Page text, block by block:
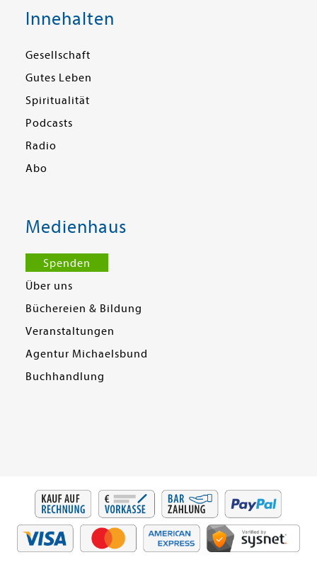
Innehalten
Gesellschaft
Gutes Leben
Spiritualität
Podcasts
Radio
Abo
Medienhaus
Spenden
Über uns
Büchereien & Bildung
Veranstaltungen
Agentur Michaelsbund
Buchhandlung